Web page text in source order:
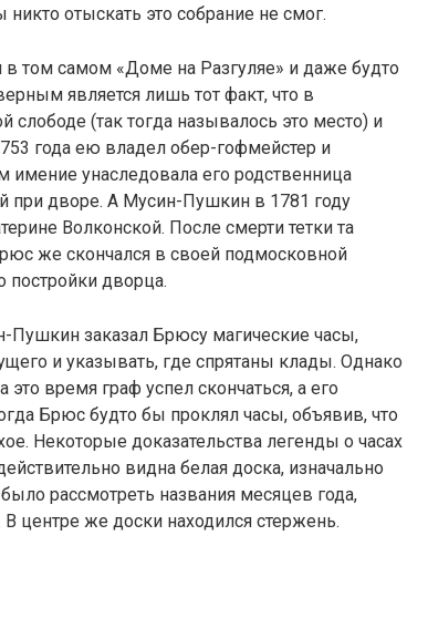
отыскать это собрание не смог.
том самом «Доме на Разгуляе» и даже будто
является лишь тот факт, что в
слободе (так тогда называлось это место) и
года ею владел обер-гофмейстер и
унаследовала его родственница
дворе. А Мусин-Пушкин в 1781 году
Волконской. После смерти тетки та
же скончался в своей подмосковной
постройки дворца.
Пушкин заказал Брюсу магические часы,
и указывать, где спрятаны клады. Однако
время граф успел скончаться, а его
Брюс будто бы проклял часы, объявив, что
Некоторые доказательства легенды о часах
видна белая доска, изначально
рассмотреть названия месяцев года,
В центре же доски находился стержень.